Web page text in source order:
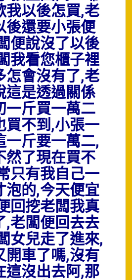
我以後怎買,老
後還要小張便
便說沒了以後
我看您櫃子裡
怎會沒有了,老
這是透過關係
一斤買一萬二
買不到,小張一
一斤要一萬二,
然了現在買不
只有我自己一
泡的,今天便宜
回挖老闆我真
,老闆便回去去
女兒走了進來,
開車了嗎,沒有
這沒出去阿,那